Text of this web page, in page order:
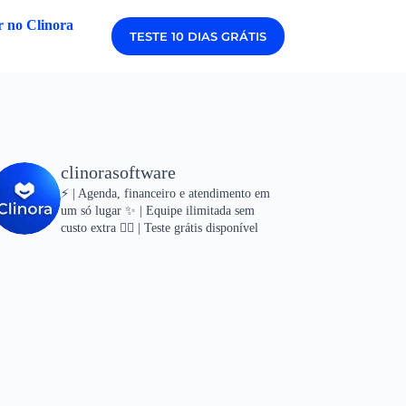
no Clinora
TESTE 10 DIAS GRÁTIS
clinorasoftware
⚡ | Agenda, financeiro e atendimento em
um só lugar ✨ | Equipe ilimitada sem
custo extra 👇🏻 | Teste grátis disponível